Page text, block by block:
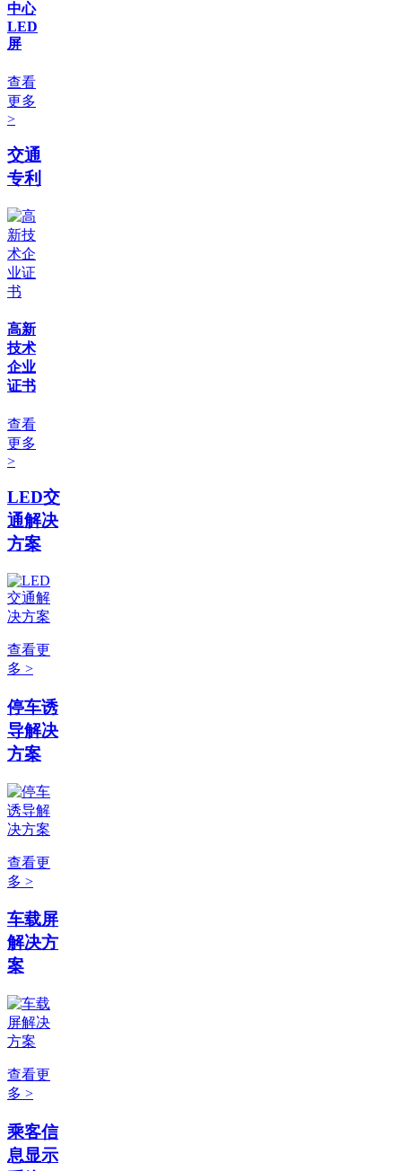
中心
LED
屏
查看
更多
>
交通
专利
高新
技术
企业
证书
查看
更多
>
LED交
通解决
方案
查看更
多 >
停车诱
导解决
方案
查看更
多 >
车载屏
解决方
案
查看更
多 >
乘客信
息显示